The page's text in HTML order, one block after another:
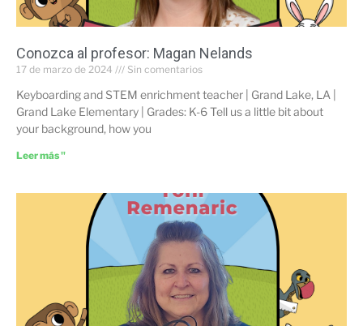
Conozca al profesor: Magan Nelands
17 de marzo de 2024 Sin comentarios
Keyboarding and STEM enrichment teacher | Grand Lake, LA |
Grand Lake Elementary | Grades: K-6 Tell us a little bit about
your background, how you
Leer más "